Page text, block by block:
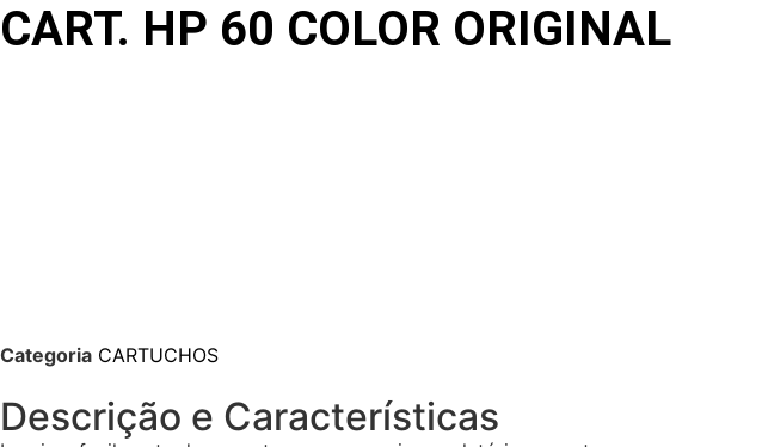
CART. HP 60 COLOR ORIGINAL
Categoria CARTUCHOS
Descrição e Características